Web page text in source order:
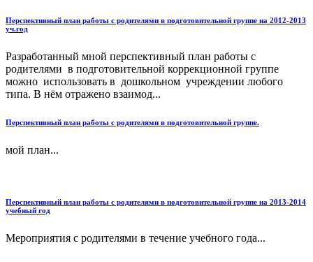
Перспективный план работы с родителями в подготовительной группе на 2012-2013
уч.год
Разработанный мной перспективный план работы с
родителями в подготовительной коррекционной группе
можно использовать в дошкольном учреждении любого
типа. В нём отражено взаимод...
Перспективный план работы с родителями в подготовительной группе.
мой план...
Перспективный план работы с родителями в подготовительной группе на 2013-2014
учебный год
Мероприятия с родителями в течение учебного года...